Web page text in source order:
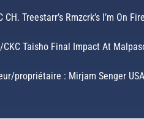
CH. Treestarr’s Rmzcrk’s I’m On
CKC Taisho Final Impact At
propriétaire : Mirjam Senger USA